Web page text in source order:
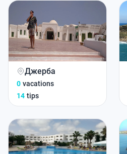
Джерба
0 vacations
14 tips